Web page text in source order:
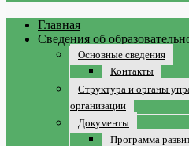
Главная
Сведения об
Основные сведения
Контакты
Структура и органы
организации
Документы
Программа